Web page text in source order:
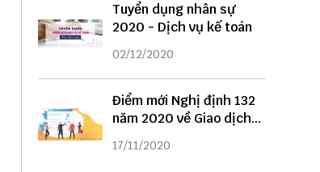
Tuyển dụng nhân sự
2020 - Dịch vụ kế toán
02/12/2020
Điểm mới Nghị định 132
năm 2020 về Giao dịch
liên kết
17/11/2020